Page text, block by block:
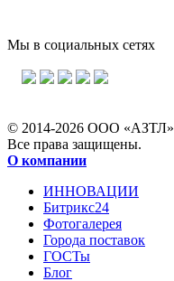
Мы в социальных сетях
© 2014-2026 ООО «АЗТЛ»
Все права защищены.
О компании
ИННОВАЦИИ
Битрикс24
Фотогалерея
Города поставок
ГОСТы
Блог